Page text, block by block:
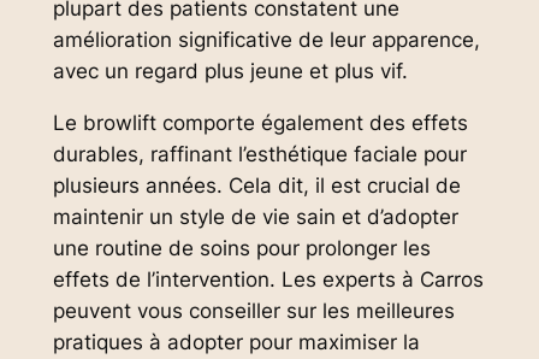
plupart des patients constatent une
amélioration significative de leur apparence,
avec un regard plus jeune et plus vif.
Le browlift comporte également des effets
durables, raffinant l’esthétique faciale pour
plusieurs années. Cela dit, il est crucial de
maintenir un style de vie sain et d’adopter
une routine de soins pour prolonger les
effets de l’intervention. Les experts à Carros
peuvent vous conseiller sur les meilleures
pratiques à adopter pour maximiser la